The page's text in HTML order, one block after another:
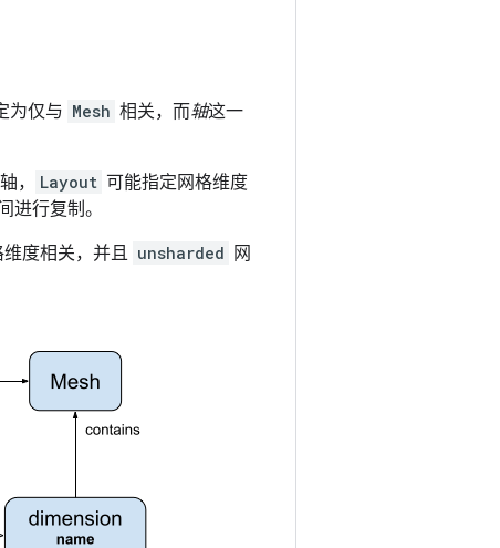
为仅与 Mesh 相关，而轴这一
， Layout 可能指定网格维度
进行复制。
度相关，并且 unsharded 网